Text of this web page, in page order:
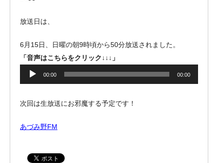
放送日は、
6月15日、日曜の朝9時頃から50分放送されました。
「音声はこちらをクリック↓↓↓」
声
ー
00:00 00:00
次回は生放送にお邪魔する予定です！
あづみ野FM